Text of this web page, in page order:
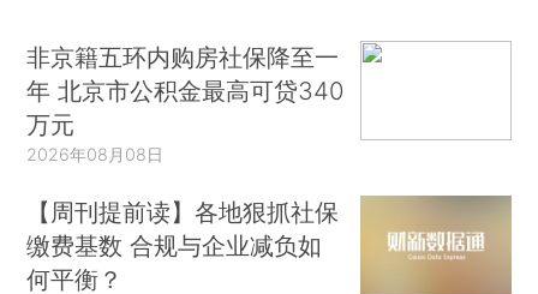
非京籍五环内购房社保降至一
年 北京市公积金最高可贷340
万元
2026年08月08日
【周刊提前读】各地狠抓社保
缴费基数 合规与企业减负如
何平衡？